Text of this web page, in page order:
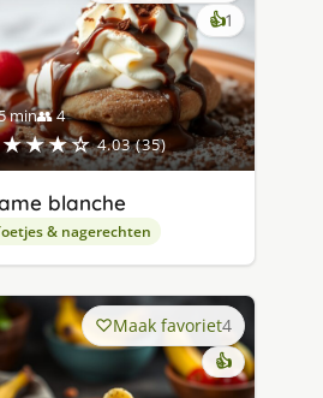
min👥 4
4.03 (35)
👍1keer
lekker
gevonden
blanche
& nagerechten
Maak favoriet4
👍